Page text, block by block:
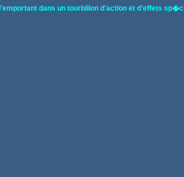
dans un tourbillon d'action et d'effets